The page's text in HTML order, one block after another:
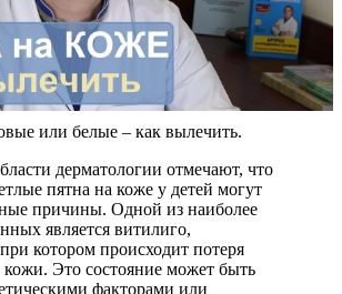
или белые – как вылечить.
дерматологии отмечают, что
пятна на коже у детей могут
причины. Одной из наиболее
является витилиго,
котором происходит потеря
Это состояние может быть
факторами или